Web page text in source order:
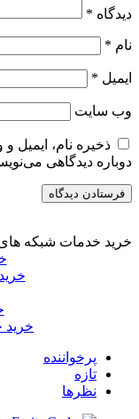
دیدگاه *
نام *
ایمیل *
وب‌ سایت
ذخیره نام، ایمیل
دوباره دیدگاهی
خرید خدمات شبکه
خرید
پرخواننده
تازه
نظرها